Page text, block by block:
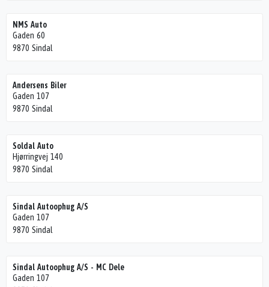
NMS Auto
Gaden 60
9870 Sindal
Andersens Biler
Gaden 107
9870 Sindal
Soldal Auto
Hjørringvej 140
9870 Sindal
Sindal Autoophug A/S
Gaden 107
9870 Sindal
Sindal Autoophug A/S - MC Dele
Gaden 107